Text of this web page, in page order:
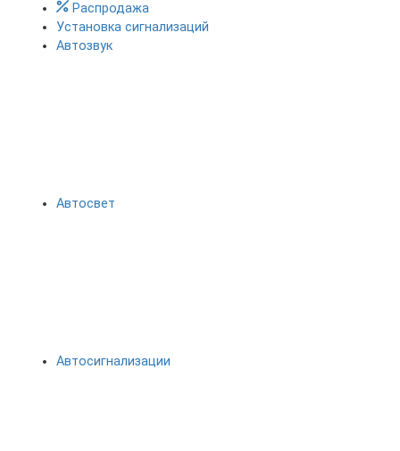
Распродажа
Установка сигнализаций
Автозвук
Автосвет
Автосигнализации